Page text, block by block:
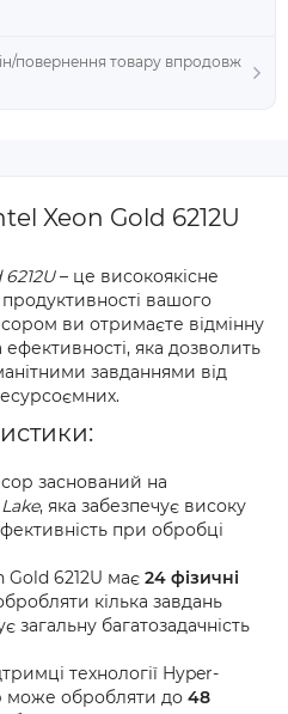
повернення товару впродовж
Xeon Gold 6212U
– це високоякісне
вашого
ви отримаєте відмінну
ефективності, яка дозволить
завданнями від
заснований на
, яка забезпечує високу
при обробці
Gold 6212U має 24 фізичні
кілька завдань
загальну багатозадачність
технології Hyper-
може обробляти до 48